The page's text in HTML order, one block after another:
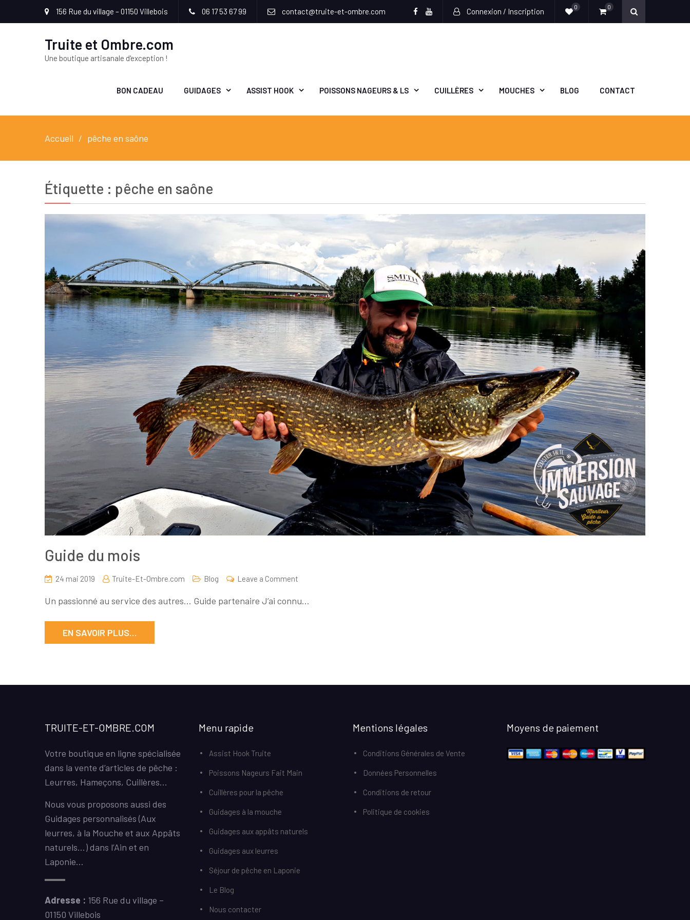
156 Rue du village – 01150 Villebois 06 17 53 67 99 contact@truite-et-ombre.com Connexion / Inscription 0 0
Truite et Ombre.com
Une boutique artisanale d'exception !
BON CADEAU GUIDAGES ASSIST HOOK POISSONS NAGEURS & LS CUILLÈRES MOUCHES BLOG CONTACT
Accueil pêche en saône
Étiquette : pêche en saône
Guide du mois
24 mai 2019 Truite-Et-Ombre.com Blog Leave a Comment
du
Un passionné au service des autres… Guide partenaire J’ai connu…
EN SAVOIR PLUS…
TRUITE-ET-OMBRE.COM
Votre boutique en ligne spécialisée
dans la vente d’articles de pêche :
Leurres, Hameçons, Cuillères…
Nous vous proposons aussi des
Guidages personnalisés (Aux
leurres, à la Mouche et aux Appâts
naturels…) dans l’Ain et en
Laponie…
Adresse : 156 Rue du village –
01150 Villebois
Menu rapide
Assist Hook Truite
Poissons Nageurs Fait Main
Cuillères pour la pêche
Guidages à la mouche
Guidages aux appâts naturels
Guidages aux leurres
Séjour de pêche en Laponie
Le Blog
Nous contacter
Mentions légales
Conditions Générales de Vente
Données Personnelles
Conditions de retour
Politique de cookies
Moyens de paiement